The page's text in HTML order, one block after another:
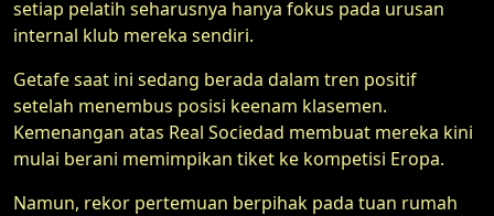
setiap pelatih seharusnya hanya fokus pada urusan
internal klub mereka sendiri.
Getafe saat ini sedang berada dalam tren positif
setelah menembus posisi keenam klasemen.
Kemenangan atas Real Sociedad membuat mereka kini
mulai berani memimpikan tiket ke kompetisi Eropa.
Namun, rekor pertemuan berpihak pada tuan rumah